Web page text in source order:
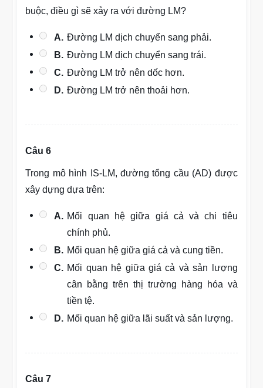
buộc, điều gì sẽ xảy ra với đường LM?
A. Đường LM dịch chuyển sang phải.
B. Đường LM dịch chuyển sang trái.
C. Đường LM trở nên dốc hơn.
D. Đường LM trở nên thoải hơn.
Câu 6
Trong mô hình IS-LM, đường tổng cầu (AD) được
xây dựng dựa trên:
A. Mối quan hệ giữa giá cả và chi tiêu
chính phủ.
B. Mối quan hệ giữa giá cả và cung tiền.
C. Mối quan hệ giữa giá cả và sản lượng
cân bằng trên thị trường hàng hóa và
tiền tệ.
D. Mối quan hệ giữa lãi suất và sản lượng.
Câu 7